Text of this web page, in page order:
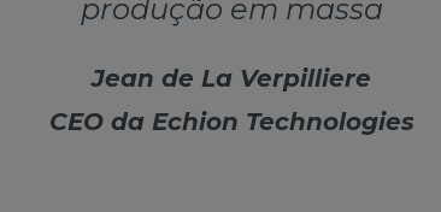
produção em massa
Jean de La Verpilliere
CEO da Echion Technologies